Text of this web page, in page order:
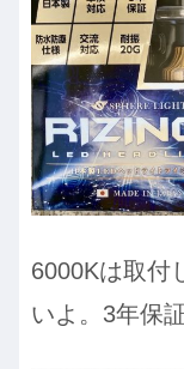
6000Kは取付
いよ。3年保証